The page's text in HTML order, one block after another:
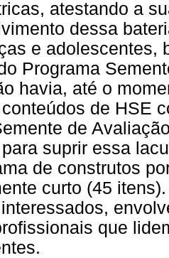
atestando a
dessa
e adolescentes,
Programa
havia, até o
de HSE
de
suprir essa
de construtos
curto (45
que